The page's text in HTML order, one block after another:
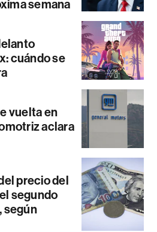
semana
cuándo se
vuelta en
aclara
precio del
segundo
según